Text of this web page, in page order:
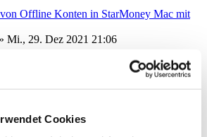
Cookies
Offline Konten in StarMoney Mac mit
Mi., 29. Dez 2021 21:06
2021 21:06
ist ein Fehler aufgetreten
29. Nov 2021 13:48